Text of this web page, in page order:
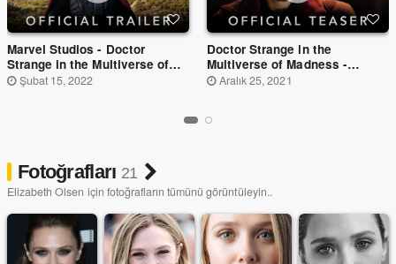
Marvel Studios - Doctor
Strange in the Multiverse of
Madness - Official Trailer -
Şubat 15, 2022
Doctor Strange in the
Multiverse of Madness -
Official Teaser - Fragman
Aralık 25, 2021
Fotoğrafları 21
Elizabeth Olsen için fotoğrafların tümünü görüntüleyin..